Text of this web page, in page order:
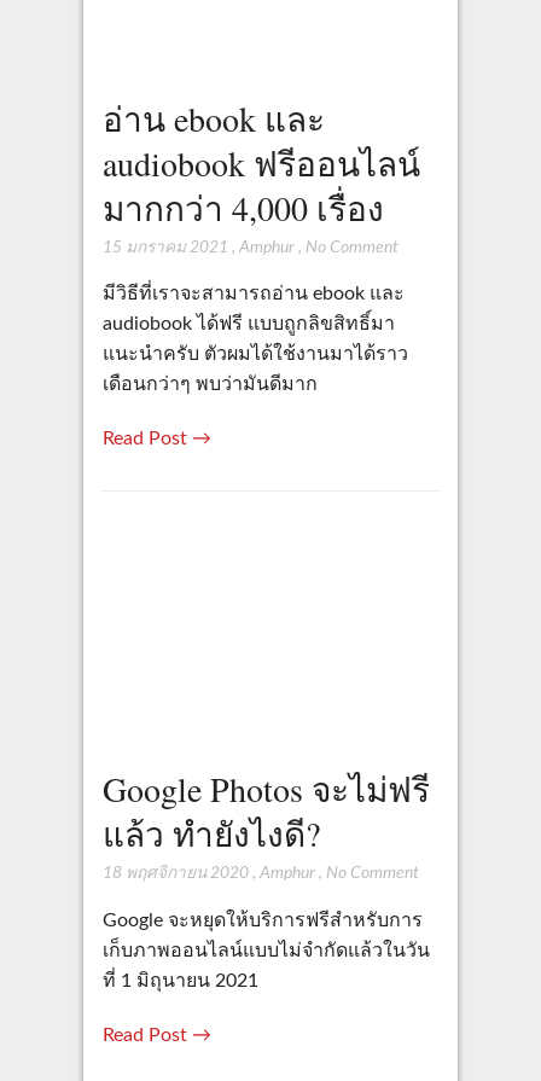
อ่าน ebook และ
audiobook ฟรีออนไลน์
มากกว่า 4,000 เรื่อง
15 มกราคม 2021 , Amphur, No Comment
มีวิธีที่เราจะสามารถอ่าน ebook และ
audiobook ได้ฟรี แบบถูกลิขสิทธิ์มา
แนะนำครับ ตัวผมได้ใช้งานมาได้ราว
เดือนกว่าๆ พบว่ามันดีมาก
Read Post →
Google Photos จะไม่ฟรี
แล้ว ทำยังไงดี?
18 พฤศจิกายน 2020, Amphur, No Comment
Google จะหยุดให้บริการฟรีสำหรับการ
เก็บภาพออนไลน์แบบไม่จำกัดแล้วในวัน
ที่ 1 มิถุนายน 2021
Read Post →